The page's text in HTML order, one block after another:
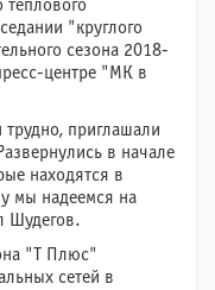
теплового
"круглого
сезона 2018-
центре "МК в
приглашали
в начале
находятся в
мы надеемся на
Шудегов.
"Т Плюс"
сетей в